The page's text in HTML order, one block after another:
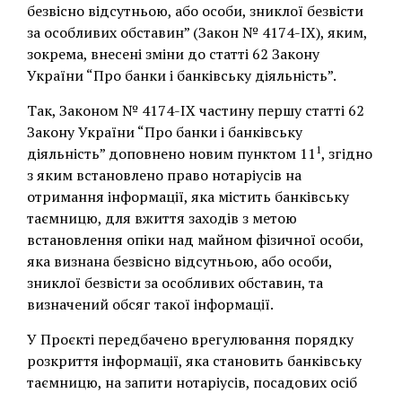
безвісно відсутньою, або особи, зниклої безвісти
за особливих обставин” (Закон № 4174-ІХ), яким,
зокрема, внесені зміни до статті 62 Закону
України “Про банки і банківську діяльність”.
Так, Законом № 4174-ІХ частину першу статті 62
Закону України “Про банки і банківську
діяльність” доповнено новим пунктом 11 1, згідно
з яким встановлено право нотаріусів на
отримання інформації, яка містить банківську
таємницю, для вжиття заходів з метою
встановлення опіки над майном фізичної особи,
яка визнана безвісно відсутньою, або особи,
зниклої безвісти за особливих обставин, та
визначений обсяг такої інформації.
У Проєкті передбачено врегулювання порядку
розкриття інформації, яка становить банківську
таємницю, на запити нотаріусів, посадових осіб